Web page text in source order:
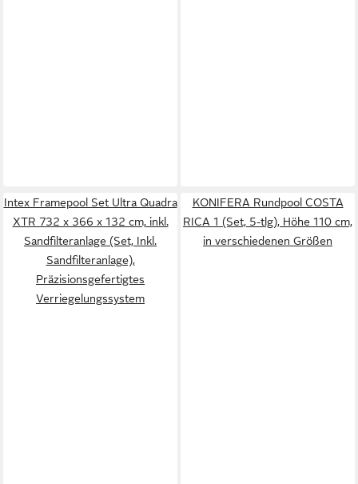
Intex Framepool Set Ultra Quadra
XTR 732 x 366 x 132 cm, inkl.
Sandfilteranlage (Set, Inkl.
Sandfilteranlage),
Präzisionsgefertigtes
Verriegelungssystem
KONIFERA Rundpool COSTA
RICA 1 (Set, 5-tlg), Höhe 110 cm,
in verschiedenen Größen